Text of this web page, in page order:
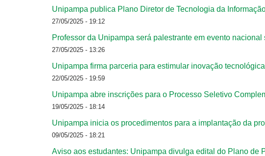
Unipampa publica Plano Diretor de Tecnologia da
27/05/2025 - 19:12
Professor da Unipampa será palestrante em evento
27/05/2025 - 13:26
Unipampa firma parceria para estimular inovação
22/05/2025 - 19:59
Unipampa abre inscrições para o Processo Seletivo
19/05/2025 - 18:14
Unipampa inicia os procedimentos para a implantação da
09/05/2025 - 18:21
Aviso aos estudantes: Unipampa divulga edital do Plano de